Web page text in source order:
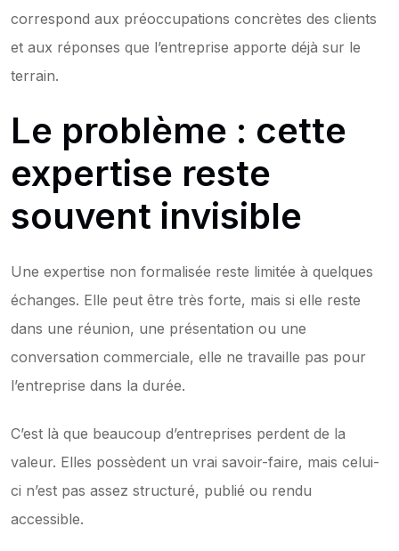
correspond aux préoccupations concrètes des clients
et aux réponses que l’entreprise apporte déjà sur le
terrain.
Le problème : cette
expertise reste
souvent invisible
Une expertise non formalisée reste limitée à quelques
échanges. Elle peut être très forte, mais si elle reste
dans une réunion, une présentation ou une
conversation commerciale, elle ne travaille pas pour
l’entreprise dans la durée.
C’est là que beaucoup d’entreprises perdent de la
valeur. Elles possèdent un vrai savoir-faire, mais celui-
ci n’est pas assez structuré, publié ou rendu
accessible.